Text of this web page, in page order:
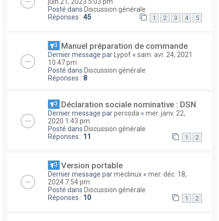
Posté dans Discussion générale
Réponses : 45 1 2 3 4 5
Manuel préparation de commande
Dernier message par Lypof « sam. avr. 24, 2021
10:47 pm
Posté dans Discussion générale
Réponses : 8
Déclaration sociale nominative : DSN
Dernier message parpercoda « mer. janv. 22,
2020 1:43 pm
Posté dans Discussion générale
Réponses : 11 1 2
Version portable
Dernier message parmeclinux « mer. déc. 18,
2024 7:54 pm
Posté dans Discussion générale
Réponses : 10 1 2